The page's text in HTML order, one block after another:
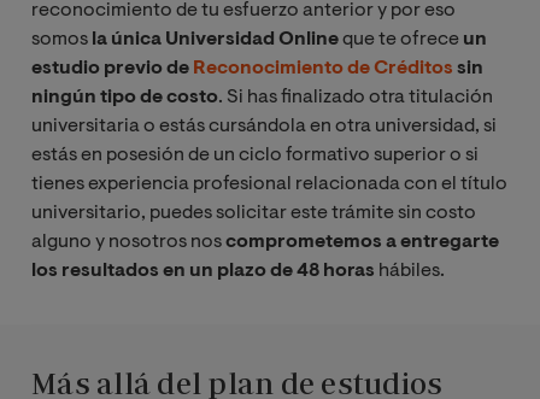
reconocimiento de tu esfuerzo anterior y por eso
somos la única Universidad Onlineque te ofrece un
estudio previo de Reconocimiento de Créditos sin
ningún tipo de costo. Si has finalizado otra titulación
universitaria o estás cursándola en otra universidad, si
estás en posesión de un ciclo formativo superior o si
tienes experiencia profesional relacionada con el título
universitario, puedes solicitar este trámite sin costo
alguno y nosotros noscomprometemos a entregarte
los resultados en un plazo de 48 horas hábiles.
Más allá del plan de estudios